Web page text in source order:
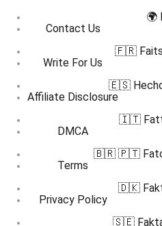
Contact Us
Write For Us
Affiliate Disclosure
DMCA
Terms
Privacy Policy
🌍
🇫🇷 Faits
🇪🇸
🇮🇹
🇧🇷 🇵🇹
🇩🇰
🇸🇪 Fakta